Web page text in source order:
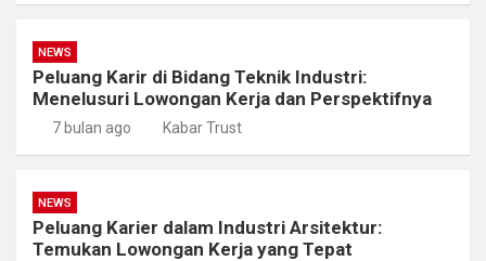
NEWS
Peluang Karir di Bidang Teknik Industri:
Menelusuri Lowongan Kerja dan Perspektifnya
7 bulan ago Kabar Trust
NEWS
Peluang Karier dalam Industri Arsitektur:
Temukan Lowongan Kerja yang Tepat